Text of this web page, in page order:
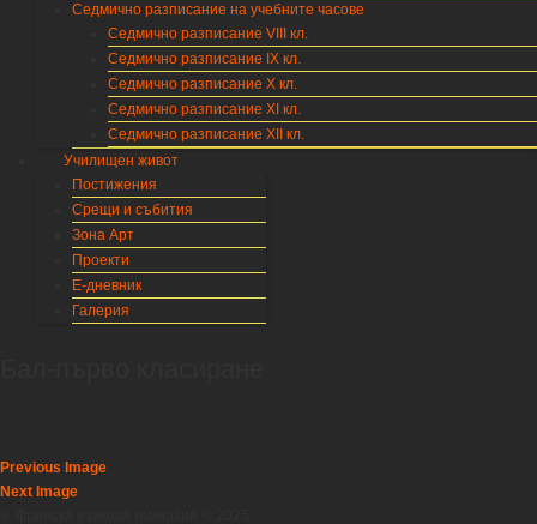
Седмично разписание на учебните часове
Седмично разписание VIII кл.
Седмично разписание IX кл.
Седмично разписание X кл.
Седмично разписание XI кл.
Седмично разписание XII кл.
Училищен живот
Постижения
Срещи и събития
Зона Арт
Проекти
Е-дневник
Галерия
Previous Image
Next Image